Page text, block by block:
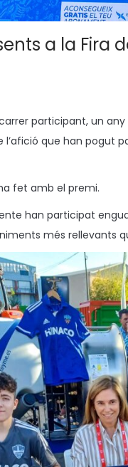
a la Fira
participant, un
que han pogut
fet amb el premi.
han participat
més rellevants